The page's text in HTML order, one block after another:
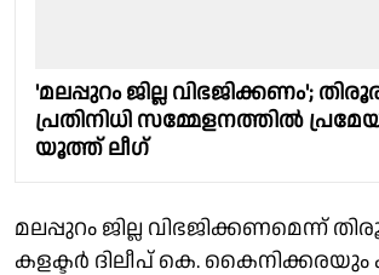
'മലപ്പുറം ജില്ല വിഭജിക്കണം';
പ്രതിനിധി സമ്മേളനത്തില്‍
യൂത്ത് ലീഗ്
മലപ്പുറം ജില്ല വിഭജിക്കണമെന്ന്
കളക്ടർ ദിലീപ് കെ.